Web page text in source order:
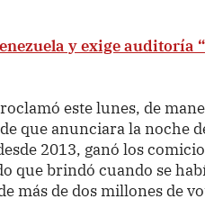
y exige auditoría
este lunes, de
que anunciara la noche
2013, ganó los
que brindó cuando se
más de dos millones de